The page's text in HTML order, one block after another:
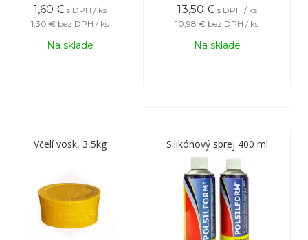
1,60 € s DPH / ks
1,30 € bez DPH / ks
Na sklade
13,50 € s DPH / ks
10,98 € bez DPH / ks
Na sklade
Včelí vosk, 3,5kg Silikónový sprej 400 ml